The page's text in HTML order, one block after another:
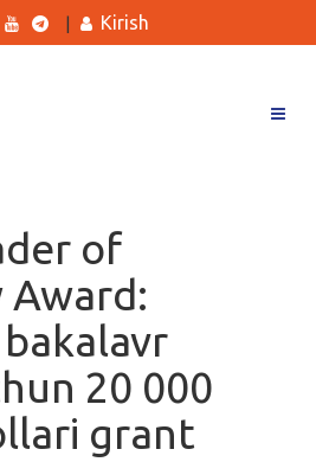
Kirish
of
20 000
grant